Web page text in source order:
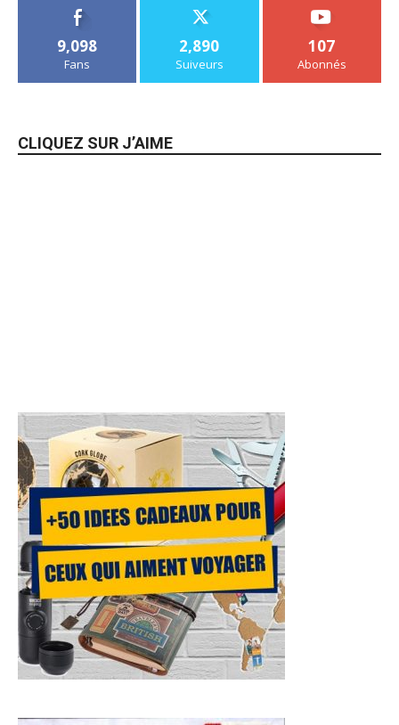
9,098
Fans
2,890
Suiveurs
107
Abonnés
CLIQUEZ SUR J’AIME